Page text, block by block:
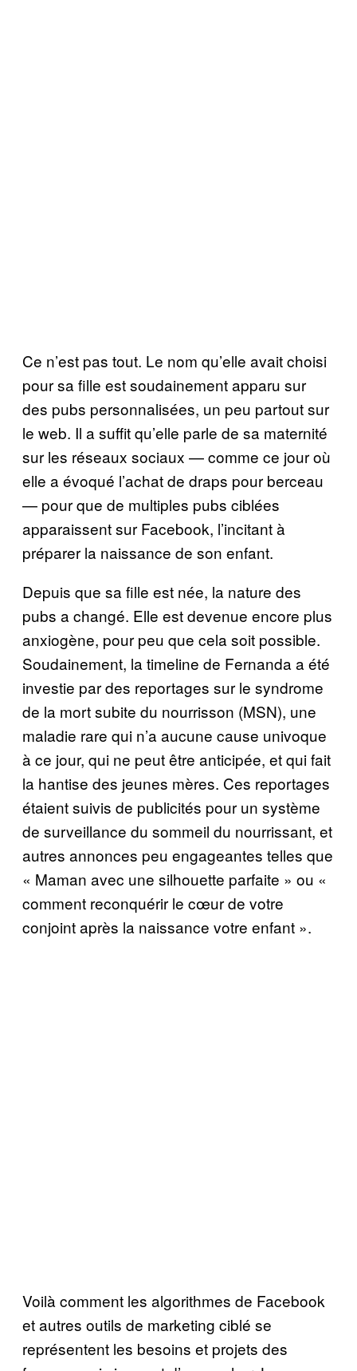
Ce n’est pas tout. Le nom qu’elle avait choisi
pour sa fille est soudainement apparu sur
des pubs personnalisées, un peu partout sur
le web. Il a suffit qu’elle parle de sa maternité
sur les réseaux sociaux — comme ce jour où
elle a évoqué l’achat de draps pour berceau
— pour que de multiples pubs ciblées
apparaissent sur Facebook, l’incitant à
préparer la naissance de son enfant.
Depuis que sa fille est née, la nature des
pubs a changé. Elle est devenue encore plus
anxiogène, pour peu que cela soit possible.
Soudainement, la timeline de Fernanda a été
investie par des reportages sur le syndrome
de la mort subite du nourrisson (MSN), une
maladie rare qui n’a aucune cause univoque
à ce jour, qui ne peut être anticipée, et qui fait
la hantise des jeunes mères. Ces reportages
étaient suivis de publicités pour un système
de surveillance du sommeil du nourrissant, et
autres annonces peu engageantes telles que
« Maman avec une silhouette parfaite » ou «
comment reconquérir le cœur de votre
conjoint après la naissance votre enfant ».
Voilà comment les algorithmes de Facebook
et autres outils de marketing ciblé se
représentent les besoins et projets des